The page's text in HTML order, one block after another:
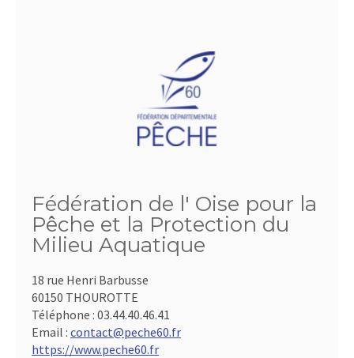
Fédération de l' Oise pour la
Pêche et la Protection du
Milieu Aquatique
18 rue Henri Barbusse
60150 THOUROTTE
Téléphone : 03.44.40.46.41
Email : contact@peche60.fr
https://www.peche60.fr